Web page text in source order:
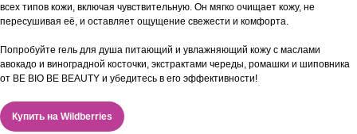
всех типов кожи, включая чувствительную. Он мягко очищает кожу, не
пересушивая её, и оставляет ощущение свежести и комфорта.
Попробуйте гель для душа питающий и увлажняющий кожу с маслами
авокадо и виноградной косточки, экстрактами череды, ромашки и шиповника
от BE BIO BE BEAUTY и убедитесь в его эффективности!
Купить на Wildberries